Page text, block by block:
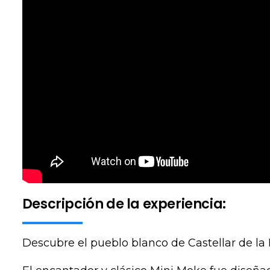
Descripción de la experiencia:
Descubre el pueblo blanco de Castellar de la